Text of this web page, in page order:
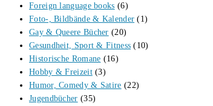
Foreign language books (6)
Foto-, Bildbände & Kalender (1)
Gay & Queere Bücher (20)
Gesundheit, Sport & Fitness (10)
Historische Romane (16)
Hobby & Freizeit (3)
Humor, Comedy & Satire (22)
Jugendbücher (35)